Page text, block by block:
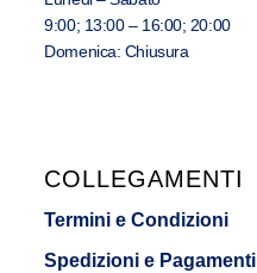
9:00; 13:00 – 16:00; 20:00
Domenica: Chiusura
COLLEGAMENTI
Termini e Condizioni
Spedizioni e Pagamenti